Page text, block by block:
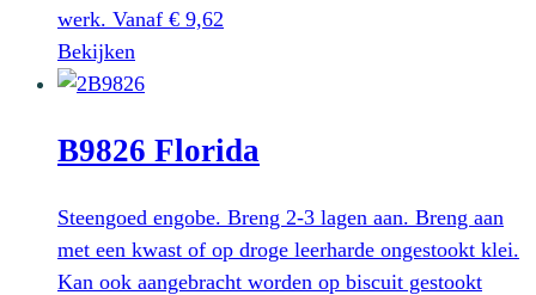
werk. Vanaf € 9,62
Bekijken
product
meerdere
Deze
optie
kan
B9826 Florida
Steengoed engobe. Breng 2-3 lagen aan. Breng aan
met een kwast of op droge leerharde ongestookt klei.
Kan ook aangebracht worden op biscuit gestookt